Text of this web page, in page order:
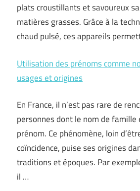
plats croustillants et savoureux
matières grasses. Grâce à la
chaud pulsé, ces appareils
Utilisation des prénoms comme
usages et origines
En France, il n’est pas rare de
personnes dont le nom de famille
prénom. Ce phénomène, loin
coïncidence, puise ses origines
traditions et époques. Par
il …